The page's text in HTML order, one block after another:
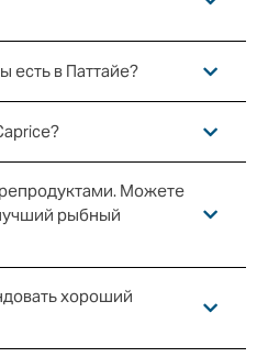
есть в Паттайе?
Можете
рыбный
хороший